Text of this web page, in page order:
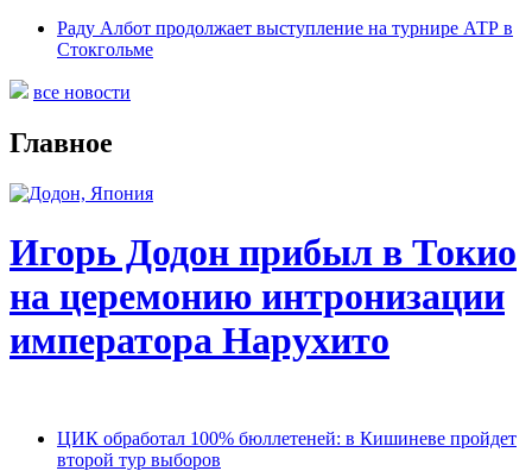
Раду Албот продолжает выступление на турнире АТР в
Стокгольме
все новости
Главное
Игорь Додон прибыл в Токио
на церемонию интронизации
императора Нарухито
ЦИК обработал 100% бюллетеней: в Кишиневе пройдет
второй тур выборов